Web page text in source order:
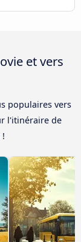
et vers
populaires vers
l'itinéraire de